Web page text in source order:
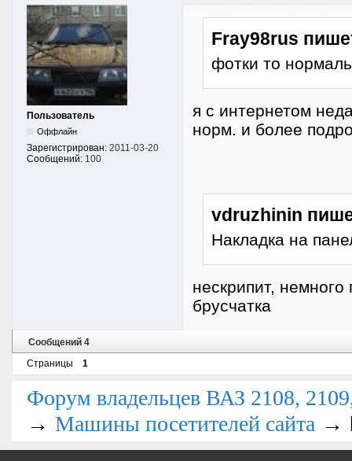
Пользователь
Оффлайн
Зарегистрирован: 2011-03-20
Сообщений: 100
Fray98rus
фотки то
я с интернетом
норм. и более
vdruzhinin
Накладка на
нескрипит,
брусчатка
Сообщений 4
Страницы
1
Форум владельцев ВАЗ 2108,
→ Машины посетителей сайта →